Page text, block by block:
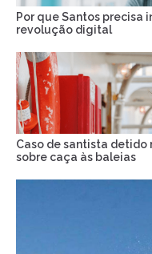
Por que Santos precisa
revolução digital
Caso de santista
sobre caça às baleias